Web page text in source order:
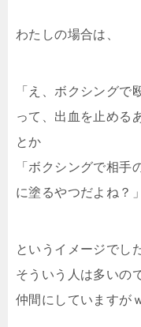
わたしの場合は、
「え、ボクシングで
って、出血を止める
とか
「ボクシングで相手
に塗るやつだよね？」
というイメージでし
そういう人は多いの
仲間にしていますが